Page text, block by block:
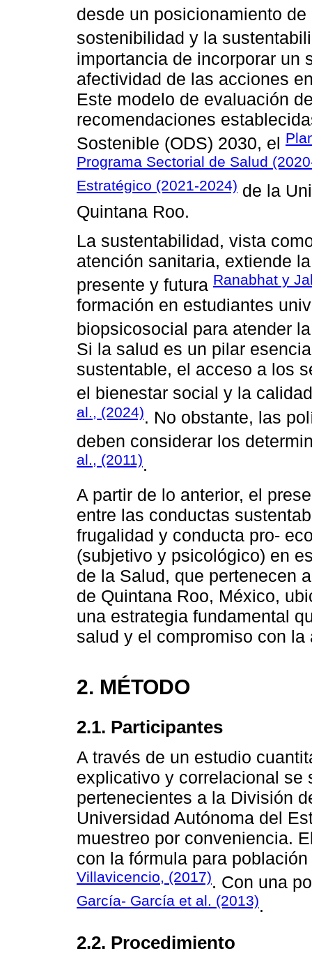
desde un posicionamiento
sostenibilidad y la
importancia de incorporar un
afectividad de las acciones
Este modelo de evaluación
recomendaciones
Sostenible (ODS) 2030, el
Programa Sectorial de Salud
Estratégico (2021-2024) de la
Quintana Roo.
La sustentabilidad, vista
atención sanitaria, extiende
presente y futura Ranabhat y
formación en estudiantes
biopsicosocial para atender
Si la salud es un pilar
sustentable, el acceso a los
el bienestar social y la
al., (2024). No obstante, las
deben considerar los
al., (2011).
A partir de lo anterior, el
entre las conductas
frugalidad y conducta pro-
(subjetivo y psicológico) en
de la Salud, que pertenecen
de Quintana Roo, México,
una estrategia fundamental
salud y el compromiso con
2. MÉTODO
2.1. Participantes
A través de un estudio
explicativo y correlacional se
pertenecientes a la División
Universidad Autónoma del
muestreo por conveniencia.
con la fórmula para
Villavicencio, (2017). Con una
García- García et al. (2013).
2.2. Procedimiento